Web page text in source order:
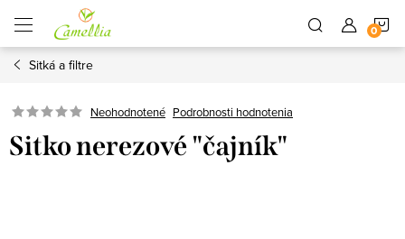
obsah
Sitká a filtre
Neohodnotené Podrobnosti hodnotenia
Sitko nerezové "čajník"